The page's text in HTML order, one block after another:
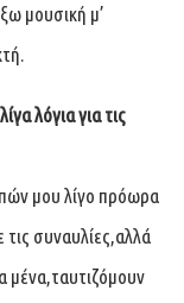
μουσική μ’
λόγια για τις
μου λίγο πρόωρα
συναυλίες,αλλά
μένα,ταυτιζόμουν